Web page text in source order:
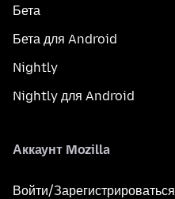
Бета
Бета для Android
Nightly
Nightly для Android
Аккаунт Mozilla
Войти/Зарегистрироваться